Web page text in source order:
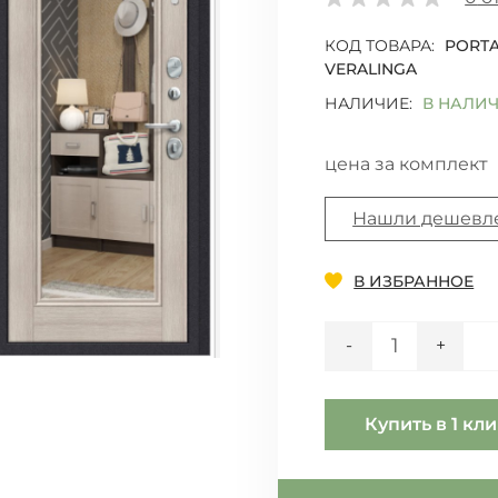
КОД ТОВАРА:
VERALINGA
НАЛИЧИЕ:
В
цена за комплект
Нашли
Добавить
В ИЗБРАННОЕ
- +
Купить в 1